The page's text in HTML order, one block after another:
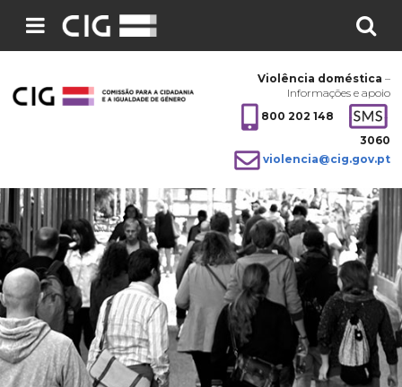
Violência doméstica –
Informações e apoio
800 202 148
3060
violencia@cig.gov.pt
Pesquisar